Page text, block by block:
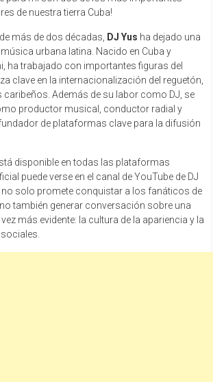
de nuestra tierra Cuba!
más de dos décadas, DJ Yus ha dejado una
música urbana latina. Nacido en Cuba y
ha trabajado con importantes figuras del
clave en la internacionalización del reguetón,
Además de su labor como DJ, se
productor musical, conductor radial y
de plataformas clave para la difusión
disponible en todas las plataformas
puede verse en el canal de YouTube de DJ
solo promete conquistar a los fanáticos de
también generar conversación sobre una
más evidente: la cultura de la apariencia y la